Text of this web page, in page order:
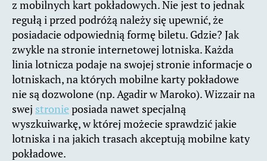
z mobilnych kart pokładowych. Nie jest to jednak
regułą i przed podróżą należy się upewnić, że
posiadacie odpowiednią formę biletu. Gdzie? Jak
zwykle na stronie internetowej lotniska. Każda
linia lotnicza podaje na swojej stronie informacje o
lotniskach, na których mobilne karty pokładowe
nie są dozwolone (np. Agadir w Maroko). Wizzair na
swej stronie posiada nawet specjalną
wyszkuiwarkę, w której możecie sprawdzić jakie
lotniska i na jakich trasach akceptują mobilne katy
pokładowe.